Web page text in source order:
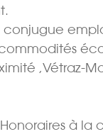
,Vétraz-
Honoraires à